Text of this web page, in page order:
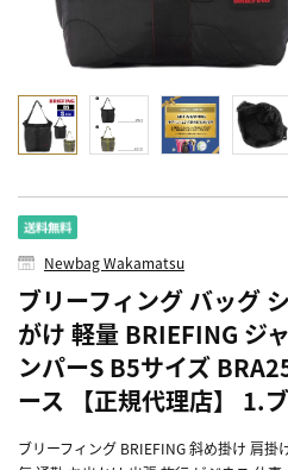
Newbag Wakamatsu
ブリーフィング バッグ
がけ 軽量 BRIEFING ジ
ンパーS B5サイズ
ース 【正規代理店】 1.
ブリーフィング BRIEFING 斜め掛け 肩掛